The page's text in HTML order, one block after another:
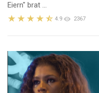
Eiern" brat ...
4.9 2367